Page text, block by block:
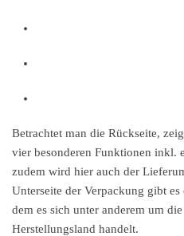
Betrachtet man die Rückseite,
vier besonderen Funktionen inkl.
zudem wird hier auch der
Unterseite der Verpackung gibt
dem es sich unter anderem um
Herstellungsland handelt.